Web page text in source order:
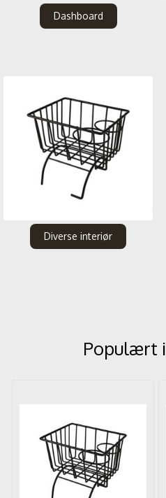
Dashboard
Diverse interiør
Populært i